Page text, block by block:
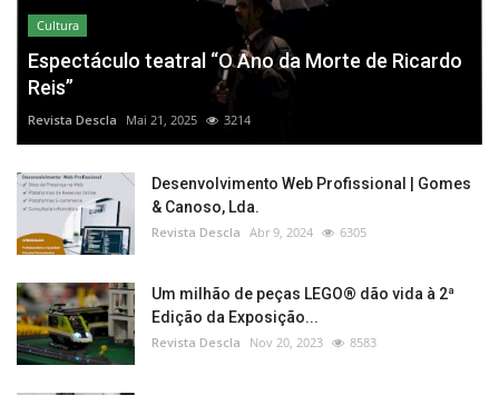
Cultura
Espectáculo teatral “O Ano da Morte de Ricardo
Reis”
Revista Descla Mai 21, 2025 3214
Desenvolvimento Web Profissional | Gomes
& Canoso, Lda.
Revista Descla Abr 9, 2024 6305
Um milhão de peças LEGO® dão vida à 2ª
Edição da Exposição...
Revista Descla Nov 20, 2023 8583